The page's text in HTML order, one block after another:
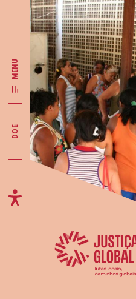
MENU
DOE